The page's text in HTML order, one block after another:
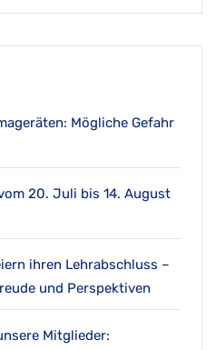
Mögliche Gefahr
20. Juli bis 14. August
ihren Lehrabschluss –
und Perspektiven
Mitglieder: